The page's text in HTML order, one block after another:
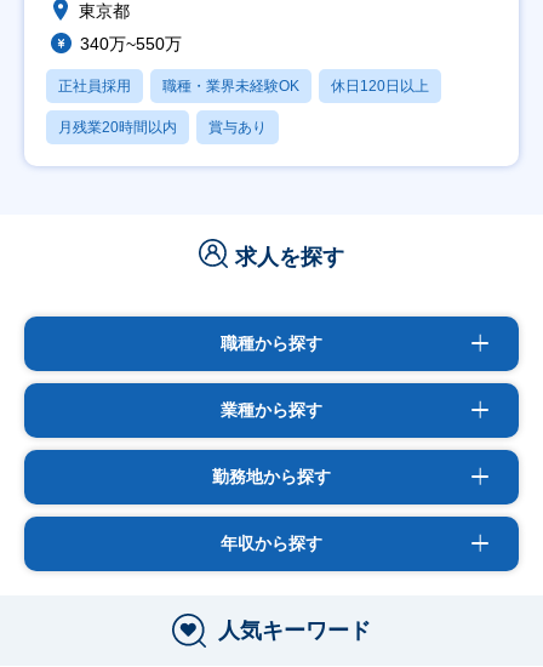
東京都
340万~550万
正社員採用 職種・業界未経験OK 休日120日以上
月残業20時間以内 賞与あり
求人を探す
職種から探す
業種から探す
勤務地から探す
年収から探す
人気キーワード